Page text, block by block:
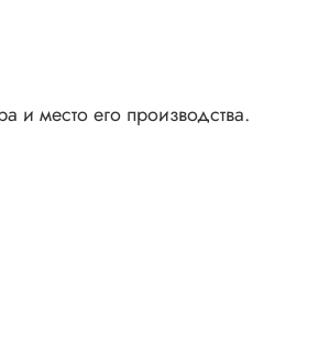
и место его производства.